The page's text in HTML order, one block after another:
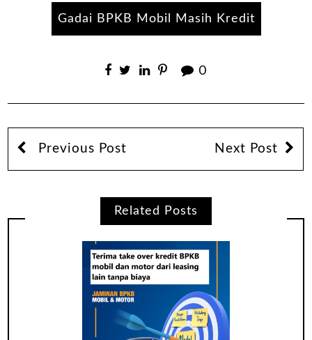
Gadai BPKB Mobil Masih Kredit
0
Previous Post Next Post
Related Posts